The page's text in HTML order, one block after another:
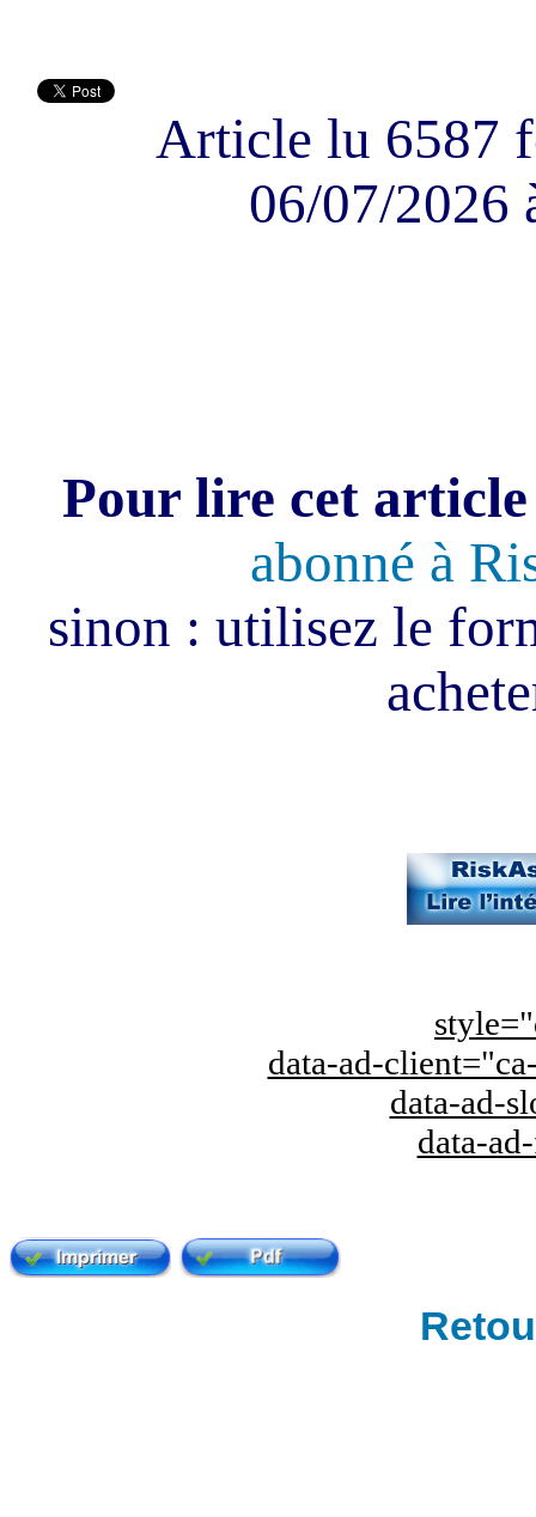
Article lu 6587
06/07/2026
Pour lire cet
abonné à
sinon : utilisez le
data-ad-
data-ad-
data-